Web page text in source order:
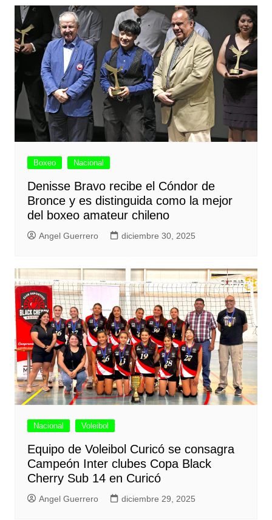
Boxeo Nacional
Denisse Bravo recibe el Cóndor de
Bronce y es distinguida como la mejor
del boxeo amateur chileno
Angel Guerrero diciembre 30, 2025
Nacional Voleibol
Equipo de Voleibol Curicó se consagra
Campeón Inter clubes Copa Black
Cherry Sub 14 en Curicó
Angel Guerrero diciembre 29, 2025